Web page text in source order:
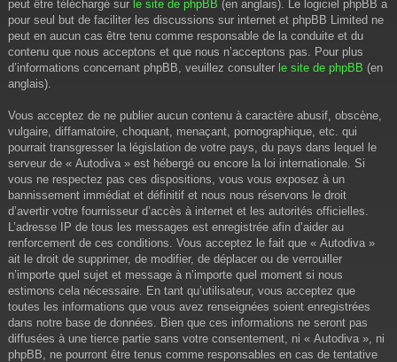
peut être téléchargé sur le site de phpBB (en anglais). Le logiciel phpBB a
pour seul but de faciliter les discussions sur internet et phpBB Limited ne
peut en aucun cas être tenu comme responsable de la conduite et du
contenu que nous acceptons et que nous n’acceptons pas. Pour plus
d’informations concernant phpBB, veuillez consulter le site de phpBB (en
anglais).
Vous acceptez de ne publier aucun contenu à caractère abusif, obscène,
vulgaire, diffamatoire, choquant, menaçant, pornographique, etc. qui
pourrait transgresser la législation de votre pays, du pays dans lequel le
serveur de « Autodiva » est hébergé ou encore la loi internationale. Si
vous ne respectez pas ces dispositions, vous vous exposez à un
bannissement immédiat et définitif et nous nous réservons le droit
d’avertir votre fournisseur d’accès à internet et les autorités officielles.
L’adresse IP de tous les messages est enregistrée afin d’aider au
renforcement de ces conditions. Vous acceptez le fait que « Autodiva »
ait le droit de supprimer, de modifier, de déplacer ou de verrouiller
n’importe quel sujet et message à n’importe quel moment si nous
estimons cela nécessaire. En tant qu’utilisateur, vous acceptez que
toutes les informations que vous avez renseignées soient enregistrées
dans notre base de données. Bien que ces informations ne seront pas
diffusées à une tierce partie sans votre consentement, ni « Autodiva », ni
phpBB, ne pourront être tenus comme responsables en cas de tentative